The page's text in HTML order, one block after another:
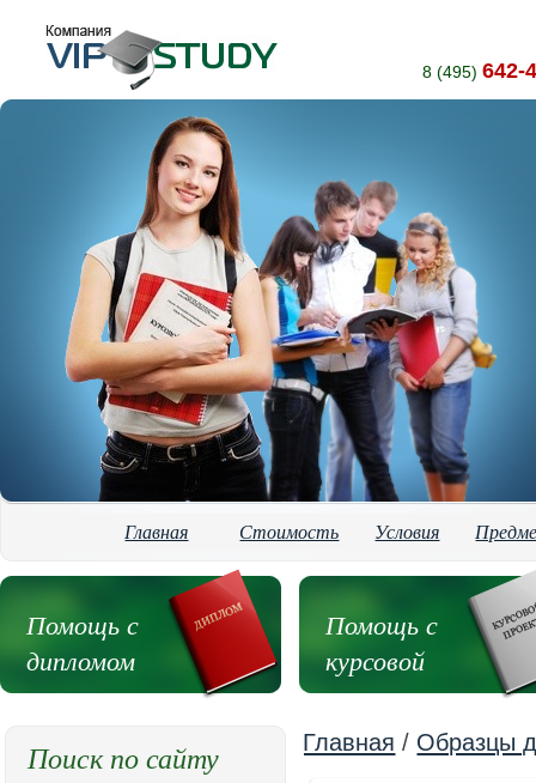
8 (495) 642-
Главная Стоимость Условия
Помощь с
дипломом
Помощь с
курсовой
Главная / Образцы
Поиск по сайту